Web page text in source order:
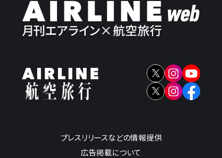
プレスリリースなどの情報提供
広告掲載について